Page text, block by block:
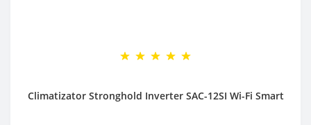
Climatizator Stronghold Inverter SAC-12SI Wi-Fi Smart